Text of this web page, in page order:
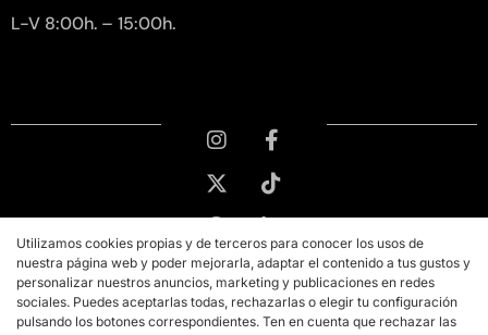
L-V 8:00h. – 15:00h.
Utilizamos cookies propias y de terceros para conocer los usos de
nuestra página web y poder mejorarla, adaptar el contenido a tus gustos y
personalizar nuestros anuncios, marketing y publicaciones en redes
sociales. Puedes aceptarlas todas, rechazarlas o elegir tu configuración
pulsando los botones correspondientes. Ten en cuenta que rechazar las